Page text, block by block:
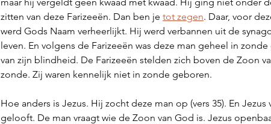
zitten van deze Farizeeën. Dan ben je tot zegen. Daar, voor
werd Gods Naam verheerlijkt. Hij werd verbannen uit de
leven. En volgens de Farizeeën was deze man geheel in
van zijn blindheid. De Farizeeën stelden zich boven de Zoon
zonde. Zij waren kennelijk niet in zonde geboren.
Hoe anders is Jezus. Hij zocht deze man op (vers 35). En
gelooft. De man vraagt wie de Zoon van God is. Jezus